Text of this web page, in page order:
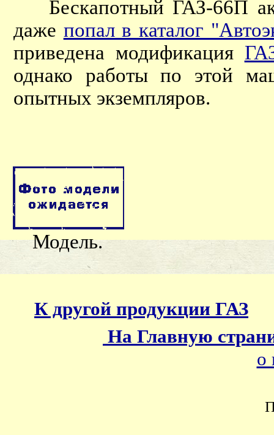
Бескапотный ГАЗ-66П
даже попал в каталог
приведена модификация
однако работы по этой
опытных экземпляров.
Модель.
К другой продукции ГАЗ
На Главную
о